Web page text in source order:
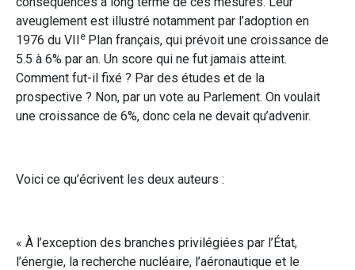
aveuglement est illustré notamment par l’adoption en
1976 du VIIe Plan français, qui prévoit une croissance de
5.5 à 6% par an. Un score qui ne fut jamais atteint.
Comment fut-il fixé ? Par des études et de la
prospective ? Non, par un vote au Parlement. On voulait
une croissance de 6%, donc cela ne devait qu’advenir.
Voici ce qu’écrivent les deux auteurs :
« À l’exception des branches privilégiées par l’État,
l’énergie, la recherche nucléaire, l’aéronautique et le